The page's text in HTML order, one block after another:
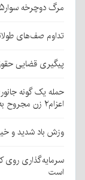
مرگ دوچرخه سوار۶۵ ساله در مسیر باغین
تداوم صف‌های
پیگیری قضایی
حمله یک گونه
اعزام۲ زن مجروح به کرمان
وزش باد شدید و
سرمایه‌گذاری روی
است